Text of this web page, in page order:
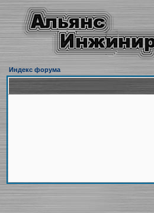
Индекс форума